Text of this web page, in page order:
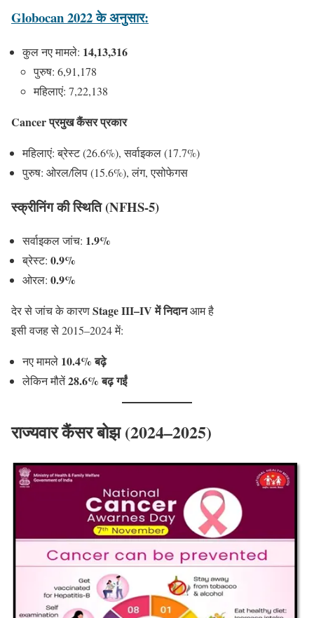
Globocan 2022 के अनुसार:
कुल नए मामले: 14,13,316
पुरुष: 6,91,178
महिलाएं: 7,22,138
Cancerप्रमुख कैंसर प्रकार
महिलाएं: ब्रेस्ट (26.6%), सर्वाइकल (17.7%)
पुरुष: ओरल/लिप (15.6%), लंग, एसोफेगस
स्क्रीनिंग की स्थिति (NFHS-5)
सर्वाइकल जांच: 1.9%
ब्रेस्ट: 0.9%
ओरल: 0.9%
देर से जांच के कारणStage III–IV में निदानआम है
इसी वजह से 2015–2024 में:
नए मामले 10.4% बढ़े
लेकिन मौतें28.6% बढ़ गईं
राज्यवार कैंसर बोझ (2024–2025)